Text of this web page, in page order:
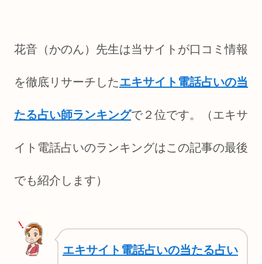
花音（かのん）先生は当サイトが口コミ情報
を徹底リサーチしたエキサイト電話占いの当
たる占い師ランキングで２位です。（エキサ
イト電話占いのランキングはこの記事の最後
でも紹介します）
エキサイト電話占いの当たる占い